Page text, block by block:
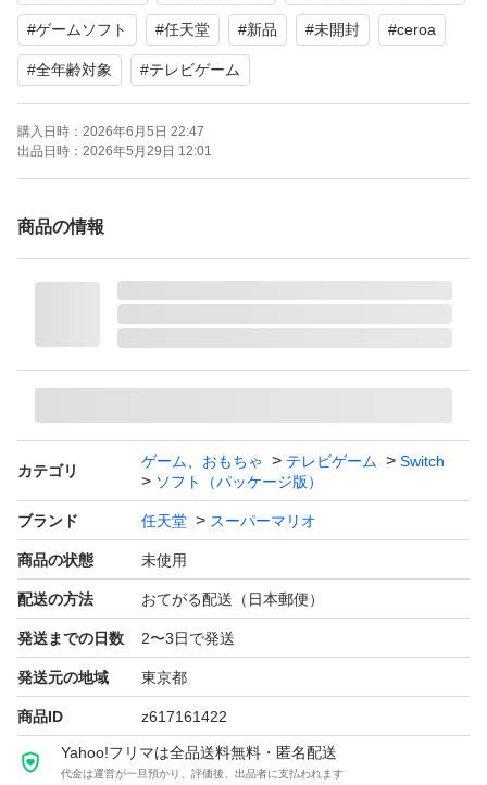
よろしくお願いいたします。
新品未開封のため値下げ交渉はしておりません
#ゲームソフト #任天堂 #新品 #未開封 #ceroa
#全年齢対象 #テレビゲーム
購入日時： 2026年6月5日 22:47
出品日時： 2026年5月29日 12:01
商品の情報
カテゴリ
ゲーム、おもちゃ テレビゲーム
Switch
ソフト（パッケージ版）
ブランド 任天堂 スーパーマリオ
商品の状態 未使用
配送の方法 おてがる配送（日本郵便）
発送までの日数 2〜3日で発送
発送元の地域 東京都
商品ID z617161422
Yahoo!フリマは全品送料無料・匿名配送
代金は運営が一旦預かり、評価後、出品者に支払われます